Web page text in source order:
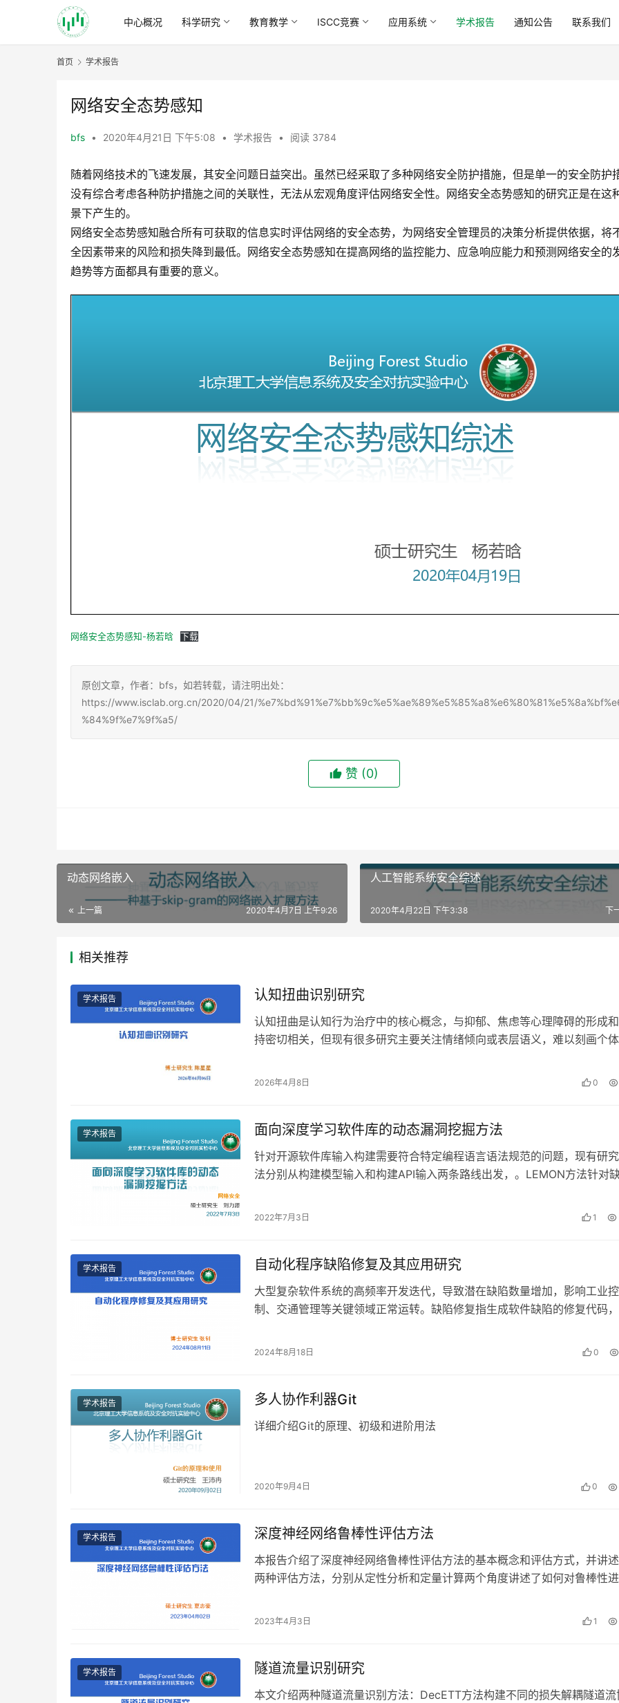
中心概况 科学研究 教育教学 ISCC竞赛 应用系统 学术报告 通知公告 联系我们
首页 学术报告
网络安全态势感知
bfs • 2020年4月21日 下午5:08 • 学术报告 • 阅读 3784
随着网络技术的飞速发展，其安全问题日益突出。虽然已经采取了多种网络安全防护措施，但是单一的安全防护
没有综合考虑各种防护措施之间的关联性，无法从宏观角度评估网络安全性。网络安全态势感知的研究正是在这
景下产生的。
网络安全态势感知融合所有可获取的信息实时评估网络的安全态势，为网络安全管理员的决策分析提供依据，将
全因素带来的风险和损失降到最低。网络安全态势感知在提高网络的监控能力、应急响应能力和预测网络安全的
趋势等方面都具有重要的意义。
网络安全态势感知-杨若晗 下载
原创文章，作者：bfs，如若转载，请注明出处：
https://www.isclab.org.cn/2020/04/21/
%84%9f%e7%9f%a5/
赞 (0)
动态网络嵌入
上一篇 2020年4月7日 上午9:26
人工智能系统安全综述
下
2020年4月22日 下午3:38
相关推荐
学术报告 认知扭曲识别研究
认知扭曲是认知行为治疗中的核心概念，与抑郁、焦虑等心理障碍的形成
持密切相关，但现有很多研究主要关注情绪倾向或表层语义，难以刻画个
2026年4月8日 0
学术报告 面向深度学习软件库的动态漏洞挖掘方法
针对开源软件库输入构建需要符合特定编程语言语法规范的问题，现有研
法分别从构建模型输入和构建API输入两条路线出发，。LEMON方法针对
2022年7月3日 1
学术报告 自动化程序缺陷修复及其应用研究
大型复杂软件系统的高频率开发迭代，导致潜在缺陷数量增加，影响工业控
制、交通管理等关键领域正常运转。缺陷修复指生成软件缺陷的修复代码
2024年8月18日 0
学术报告 多人协作利器Git
详细介绍Git的原理、初级和进阶用法
2020年9月4日 0
学术报告 深度神经网络鲁棒性评估方法
本报告介绍了深度神经网络鲁棒性评估方法的基本概念和评估方式，并讲
两种评估方法，分别从定性分析和定量计算两个角度讲述了如何对鲁棒性
2023年4月3日 1
学术报告 隧道流量识别研究
本文介绍两种隧道流量识别方法：DecETT方法构建不同的损失解耦隧道流